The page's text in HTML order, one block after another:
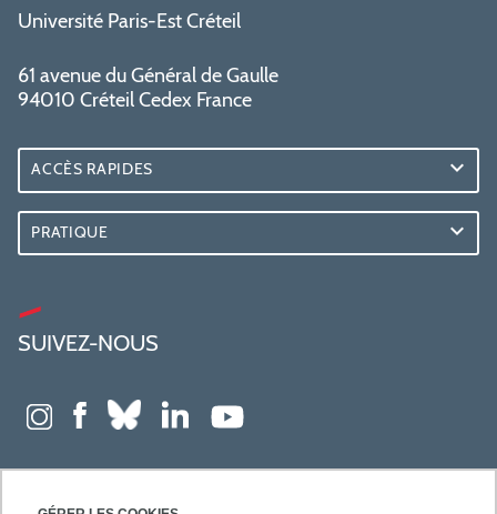
Université Paris-Est Créteil
61 avenue du Général de Gaulle
94010 Créteil Cedex France
ACCÈS RAPIDES
PRATIQUE
SUIVEZ-NOUS